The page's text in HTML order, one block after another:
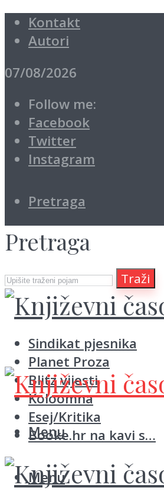
Kontakt
Autori
07/08/2026
Follow me:
Facebook
Twitter
Instagram
Pretraga
Pretraga
Traži
Sindikat pjesnika
Planet Proza
Blitz vijesti
Koloomna
Esej/Kritika
Booke.hr na kavi s…
Menu
Menu